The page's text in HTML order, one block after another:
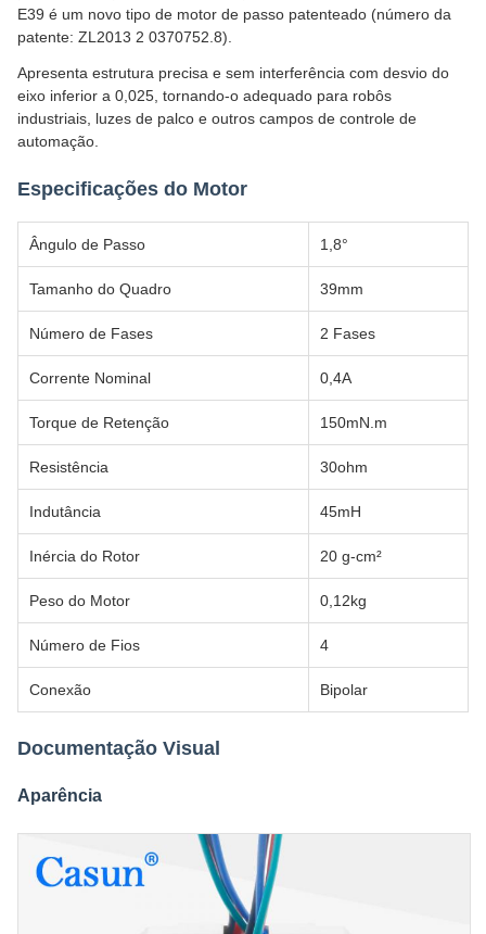
E39 é um novo tipo de motor de passo patenteado (número da
patente: ZL2013 2 0370752.8).
Apresenta estrutura precisa e sem interferência com desvio do
eixo inferior a 0,025, tornando-o adequado para robôs
industriais, luzes de palco e outros campos de controle de
automação.
Especificações do Motor
Ângulo de Passo 1,8°
Tamanho do Quadro 39mm
Número de Fases 2 Fases
Corrente Nominal 0,4A
Torque de Retenção 150mN.m
Resistência 30ohm
Indutância 45mH
Inércia do Rotor 20 g-cm²
Peso do Motor 0,12kg
Número de Fios 4
Conexão Bipolar
Documentação Visual
Aparência